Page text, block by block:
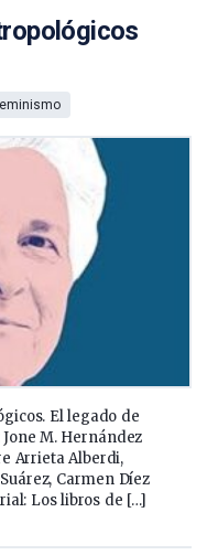
El legado de
M. Hernández
Arrieta Alberdi,
Carmen Díez
Los libros de […]